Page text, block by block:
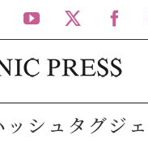
Instagram
YouTube
ッシュタグジ